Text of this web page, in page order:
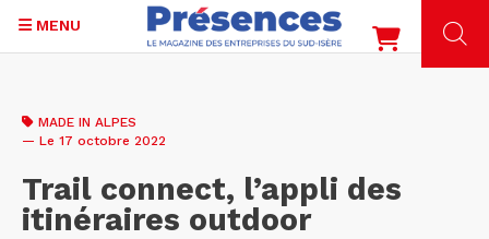
contenu
MENU
MADE IN ALPES
— Le 17 octobre 2022
Trail connect, l’appli des
itinéraires outdoor